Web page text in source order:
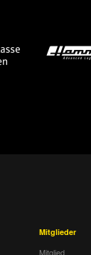
Mitglieder
Mitglied